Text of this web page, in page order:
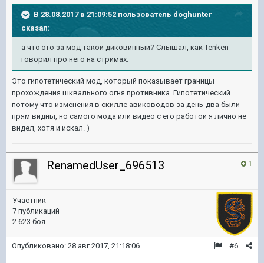
В 28.08.2017 в 21:09:52 пользователь doghunter
сказал:
а что это за мод такой диковинный? Слышал, как Tenken
говорил про него на стримах.
Это гипотетический мод, который показывает границы
прохождения шквального огня противника. Гипотетический
потому что изменения в скилле авиководов за день-два были
прям видны, но самого мода или видео с его работой я лично не
видел, хотя и искал. )
1
RenamedUser_696513
Участник
7 публикаций
2 623 боя
#6
Опубликовано: 28 авг 2017, 21:18:06